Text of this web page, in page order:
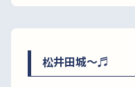
松井田城〜♬